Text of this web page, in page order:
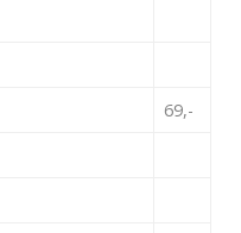
69,-